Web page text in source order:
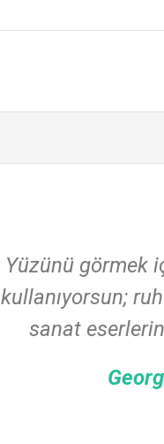
Yüzünü görmek
kullanıyorsun;
sanat